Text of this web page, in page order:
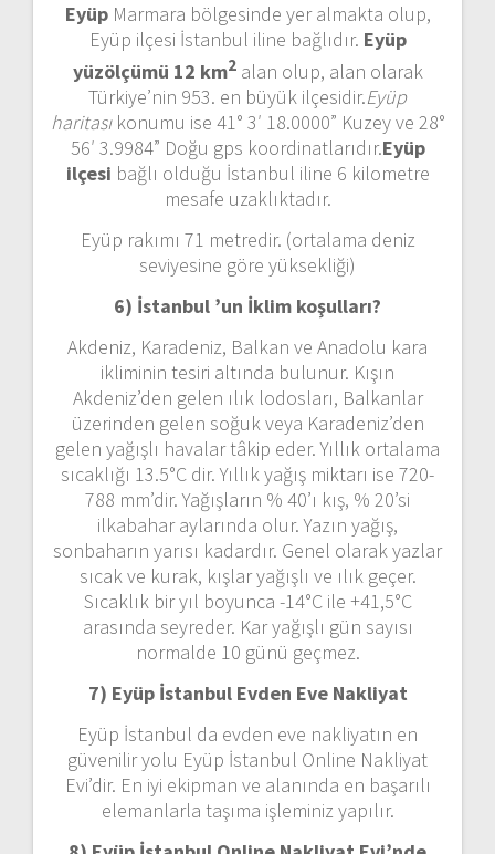
EyüpMarmara bölgesinde yer almakta olup,
Eyüp ilçesi İstanbul iline bağlıdır. Eyüp
yüzölçümü 12 km2alan olup, alan olarak
Türkiye’nin 953. en büyük ilçesidir.Eyüp
haritasıkonumu ise 41° 3′ 18.0000” Kuzey ve 28°
56′ 3.9984” Doğu gps koordinatlarıdır.Eyüp
ilçesi bağlı olduğu İstanbul iline 6 kilometre
mesafe uzaklıktadır.
Eyüp rakımı 71 metredir. (ortalama deniz
seviyesine göre yüksekliği)
6) İstanbul ’un İklim koşulları?
Akdeniz, Karadeniz, Balkan ve Anadolu kara
ikliminin tesiri altında bulunur. Kışın
Akdeniz’den gelen ılık lodosları, Balkanlar
üzerinden gelen soğuk veya Karadeniz’den
gelen yağışlı havalar tâkip eder. Yıllık ortalama
sıcaklığı 13.5°C dir. Yıllık yağış miktarı ise 720-
788 mm’dir. Yağışların % 40’ı kış, % 20’si
ilkabahar aylarında olur. Yazın yağış,
sonbaharın yarısı kadardır. Genel olarak yazlar
sıcak ve kurak, kışlar yağışlı ve ılık geçer.
Sıcaklık bir yıl boyunca -14°C ile +41,5°C
arasında seyreder. Kar yağışlı gün sayısı
normalde 10 günü geçmez.
7) Eyüp İstanbul Evden Eve Nakliyat
Eyüp İstanbul da evden eve nakliyatın en
güvenilir yolu Eyüp İstanbul Online Nakliyat
Evi’dir. En iyi ekipman ve alanında en başarılı
elemanlarla taşıma işleminiz yapılır.